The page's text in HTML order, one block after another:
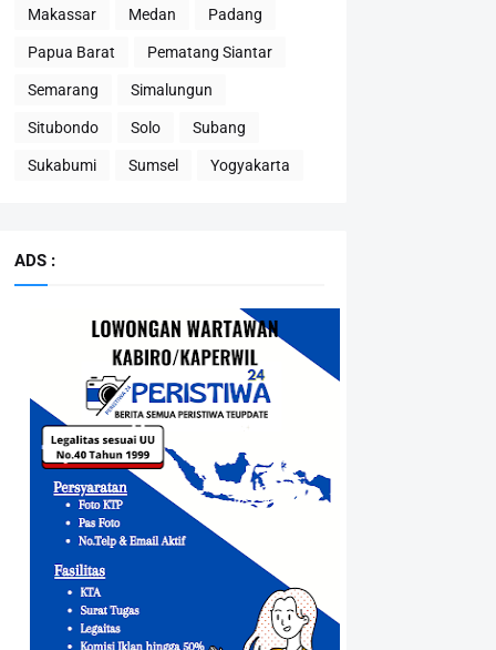
Makassar Medan Padang
Papua Barat Pematang Siantar
Semarang Simalungun
Situbondo Solo Subang
Sukabumi Sumsel Yogyakarta
ADS :